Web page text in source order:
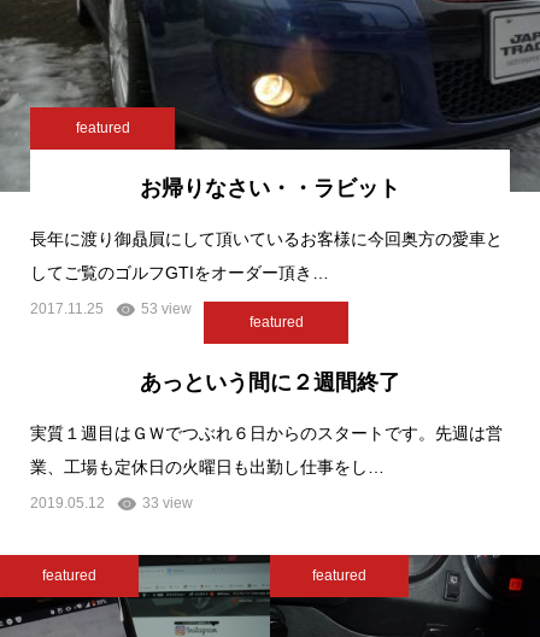
featured
お帰りなさい・・ラビット
長年に渡り御贔屓にして頂いているお客様に今回奥方の愛車と
してご覧のゴルフGTIをオーダー頂き…
2017.11.25 53 view
featured
あっという間に２週間終了
実質１週目はＧＷでつぶれ６日からのスタートです。先週は営
業、工場も定休日の火曜日も出勤し仕事をし…
2019.05.12 33 view
featured featured